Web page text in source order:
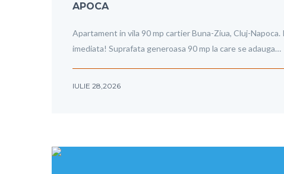
APOCA
Apartament in vila 90 mp cartier Buna-Ziua, Cluj-
imediata! Suprafata generoasa 90 mp la care se adauga…
IULIE 28,2026